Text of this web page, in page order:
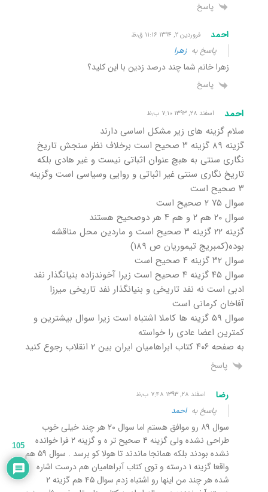
پاسخ
احمد فروردین ۲, ۱۳۹۴ ۱۱:۱۶ ق٫ظ
پاسخ بهزهرا
زهرا خانم شما چند درصد زدین با این کلید؟
پاسخ
احمد اسفند ۲۸, ۱۳۹۳ ۷:۱۰ ب٫ظ
سلام گزینه های زیر مشکل اساسی دارند
گزینه ۸۹ گزینه ۳ صحیح است برخلاف نظر سنجش تاریخ
نگاری سنتی به هبچ عنوان اثباتی نیست و غیر هادی بلکه
تاریخ نگاری سنتی غیر اثباتی و روایی وسیاسی است وگزینه
۳ صحیح است
سوال ۷۵ ۲ صحیح است
سوال ۲۰ هم ۲ و هم ۴ هر دوصحیح هستند
گزینه ۲۲ گزینه ۳ صحیح است و ماردین محل مناقشه
بوده(کمبریج تیموریان ص ۱۸۹)
سوال ۳۲ گزینه ۴ صحیح است
سوال ۴۵ گزینه ۴ صحیح است زیرا آخوندزاده بنیانگذار نفد
ادبی است نه نفد تاریخی و بنیانگذار نفد تاریخی میرزا
آفاخان کرمانی است
سوال ۵۹ گزینه ها کاملا اشتباه است زیرا سوال بیشترین و
کمترین اعضا عادی را خواسته
به صفحه ۴۰۶ کتاب ابراهامیان ایران بین ۲ انقلاب رجوع کنید
پاسخ
رضا اسفند ۲۸, ۱۳۹۳ ۷:۴۸ ب٫ظ
پاسخ بهاحمد
سوال ۸۹ رو موافق هستم اما سوال ۲۰ هر چند خیلی خوب
طراحی نشده ولی گزینه ۴ صحیح تر ه و گزینه ۲ فرا خوانده
نشده بودند بلکه همانجا ماندند تا هولا کو برسد . سوال ۵۹ هم
واقعا گزینه ۱ درسته و توی کتاب آبراهامیان هم درست اشاره
شده هر چند من اینها رو اشتباه زدم سوال ۴۵ هم گزینه ۲
105